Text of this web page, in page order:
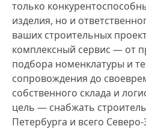
только
изделия, но и
ваших строительных
комплексный сервис — от
подбора номенклатуры и
сопровождения до
собственного склада и
цель — снабжать
Петербурга и всего